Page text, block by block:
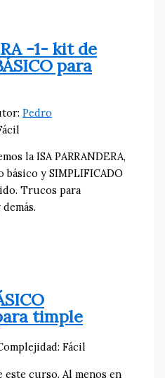
-1- kit de
para
Pedro
la ISA PARRANDERA,
básico y SIMPLIFICADO
Trucos para
timple
Fácil
este curso. Al menos en